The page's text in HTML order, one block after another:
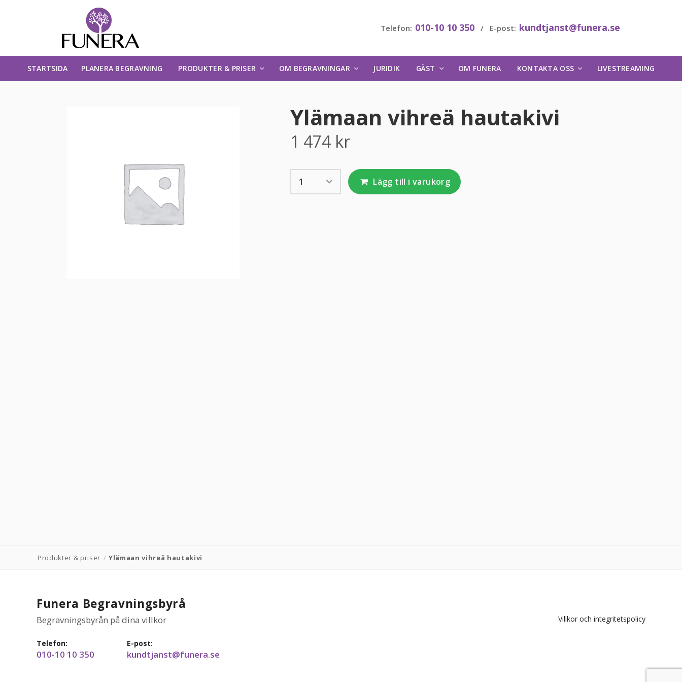
Telefon: 010-10 10 350 / E-post: kundtjanst@funera.se
STARTSIDA PLANERA BEGRAVNING PRODUKTER & PRISER OM BEGRAVNINGAR JURIDIK GÄST OM FUNERA KONTAKTA OSS LIVESTREAMING
Ylämaan vihreä hautakivi
1 474 kr
Lägg till i varukorg
Produkter & priser / Ylämaan vihreä hautakivi
Funera Begravningsbyrå
Begravningsbyrån på dina villkor Villkor och integritetspolicy
Telefon:
010-10 10 350
E-post:
kundtjanst@funera.se